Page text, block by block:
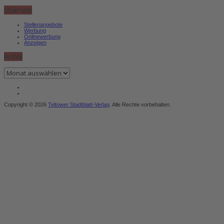
Über uns
Stellenangebote
Werbung
Onlinewerbung
Anzeigen
Archiv
Archiv
Copyright © 2026 Teltower Stadtblatt-Verlag . Alle Rechte vorbehalten.